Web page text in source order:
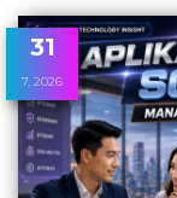
31
7, 2026